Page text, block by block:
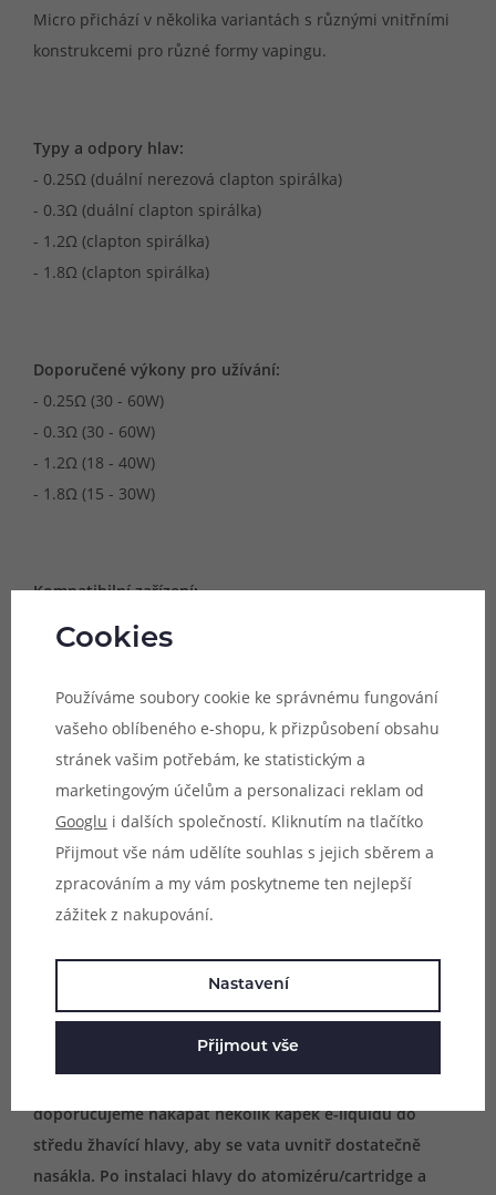
Micro přichází v několika variantách s různými vnitřními
konstrukcemi pro různé formy vapingu.
Typy a odpory hlav:
- 0.25Ω (duální nerezová clapton spirálka)
- 0.3Ω (duální clapton spirálka)
- 1.2Ω (clapton spirálka)
- 1.8Ω (clapton spirálka)
Doporučené výkony pro užívání:
- 0.25Ω (30 - 60W)
- 0.3Ω (30 - 60W)
- 1.2Ω (18 - 40W)
- 1.8Ω (15 - 30W)
Kompatibilní zařízení:
- SMOK Micro TFV4
- SMOK Guardian Pipe III
Vhodné pro:
- DL vaping (0.25Ω, 0.3Ω)
- RDL vaping (1.2Ω)
- MTL vaping (1.8Ω)
Obsah balení:
1x žhavící hlava SMOK Micro (dle výběru)
doporučujeme nakapat několik kapek e-liquidu do
středu žhavící hlavy, aby se vata uvnitř dostatečně
nasákla. Po instalaci hlavy do atomizéru/cartridge a
Cookies
Používáme soubory cookie ke správnému fungování
vašeho oblíbeného e-shopu, k přizpůsobení obsahu
stránek vašim potřebám, ke statistickým a
marketingovým účelům a personalizaci reklam od
Googlu i dalších společností. Kliknutím na tlačítko
Přijmout vše nám udělíte souhlas s jejich sběrem a
zpracováním a my vám poskytneme ten nejlepší
zážitek z nakupování.
Nastavení
Přijmout vše